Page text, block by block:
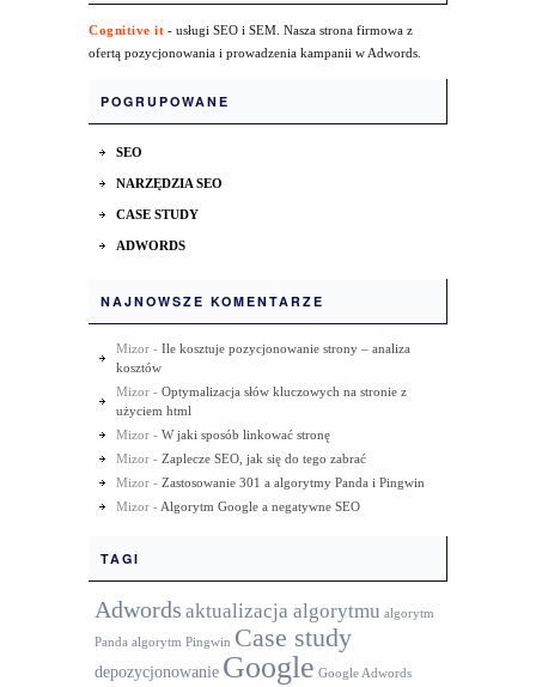
Cognitive it - usługi SEO i SEM. Nasza strona firmowa z
ofertą pozycjonowania i prowadzenia kampanii w Adwords.
POGRUPOWANE
SEO
NARZĘDZIA SEO
CASE STUDY
ADWORDS
NAJNOWSZE KOMENTARZE
Mizor - Ile kosztuje pozycjonowanie strony – analiza
kosztów
Mizor - Optymalizacja słów kluczowych na stronie z
użyciem html
Mizor - W jaki sposób linkować stronę
Mizor - Zaplecze SEO, jak się do tego zabrać
Mizor - Zastosowanie 301 a algorytmy Panda i Pingwin
Mizor - Algorytm Google a negatywne SEO
TAGI
Adwords aktualizacja algorytmu algorytm
Panda algorytm Pingwin Case study
depozycjonowanie Google Google Adwords